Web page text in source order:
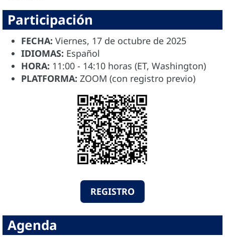
Participación
FECHA: Viernes, 17 de octubre de 2025
IDIOMAS: Español
HORA: 11:00 - 14:10 horas (ET, Washington)
PLATFORMA: ZOOM (con registro previo)
REGISTRO
Agenda